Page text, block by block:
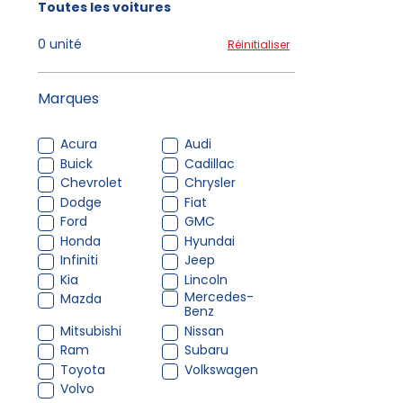
Toutes les voitures
0 unité Réinitialiser
Marques
Acura
Audi
Buick
Cadillac
Chevrolet
Chrysler
Dodge
Fiat
Ford
GMC
Honda
Hyundai
Infiniti
Jeep
Kia
Lincoln
Mazda
Mercedes-
Benz
Mitsubishi
Nissan
Ram
Subaru
Toyota
Volkswagen
Volvo